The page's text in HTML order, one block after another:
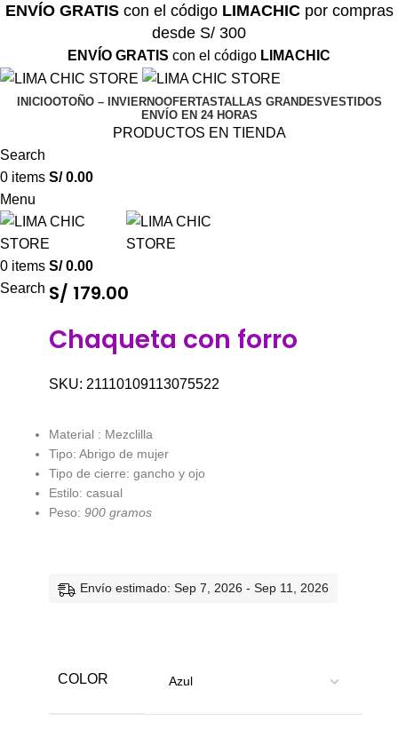
ENVÍO GRATIScon el código LIMACHICpor compras
desde S/ 300
ENVÍO GRATIS con el código LIMACHIC
INICIOOTOÑO – INVIERNOOFERTASTALLAS GRANDESVESTIDOS
ENVÍO EN 24 HORAS
PRODUCTOS EN TIENDA
Search
0 items S/0.00
Menu
0 items S/0.00
Search S/ 179.00
Chaqueta con forro
SKU: 21110109113075522
Material : Mezclilla
Tipo: Abrigo de mujer
Tipo de cierre: gancho y ojo
Estilo: casual
Peso: 900 gramos
Envío estimado: Sep 7, 2026 - Sep 11, 2026
COLOR